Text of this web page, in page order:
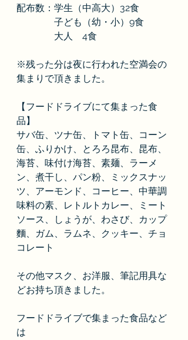
配布数：学生（中高大）32食
子ども（幼・小）9食
大人　4食
※残った分は夜に行われた空満会の
集まりで頂きました。
【フードドライブにて集まった食
品】
サバ缶、ツナ缶、トマト缶、コーン
缶、ふりかけ、とろろ昆布、昆布、
海苔、味付け海苔、素麺、ラーメ
ン、煮干し、パン粉、ミックスナッ
ツ、アーモンド、コーヒー、中華調
味料の素、レトルトカレー、ミート
ソース、しょうが、わさび、カップ
麵、ガム、ラムネ、クッキー、チョ
コレート
その他マスク、お洋服、筆記用具な
どお持ち頂きました。
フードドライブで集まった食品など
は